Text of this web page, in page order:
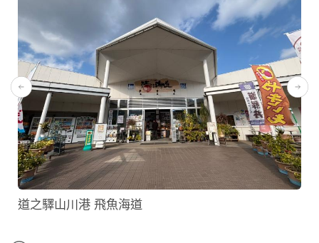
道之驛山川港 飛魚海道